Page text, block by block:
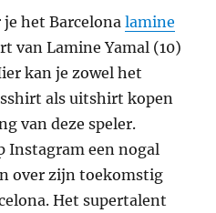
je het Barcelonalamine
van Lamine Yamal (10)
kan je zowel het
als uitshirt kopen
van deze speler.
Instagram een nogal
over zijn toekomstig
Het supertalent